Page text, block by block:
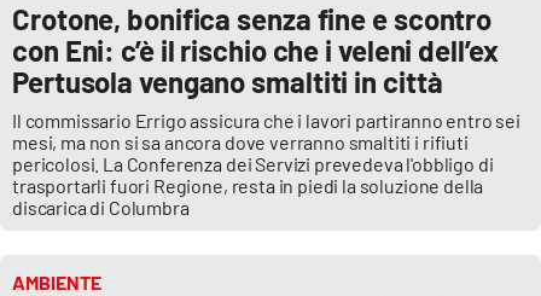
Crotone, bonifica senza fine e scontro
con Eni: c’è il rischio che i veleni dell’ex
Pertusola vengano smaltiti in città
Il commissario Errigo assicura che i lavori partiranno entro sei
mesi, ma non si sa ancora dove verranno smaltiti i rifiuti
pericolosi. La Conferenza dei Servizi prevedeva l'obbligo di
trasportarli fuori Regione, resta in piedi la soluzione della
discarica di Columbra
AMBIENTE